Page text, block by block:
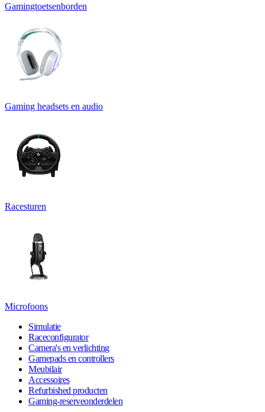
Gamingtoetsenborden
Gaming headsets en audio
Racesturen
Microfoons
Simulatie
Raceconfigurator
Camera's en verlichting
Gamepads en controllers
Meubilair
Accessoires
Refurbished producten
Gaming-reserveonderdelen